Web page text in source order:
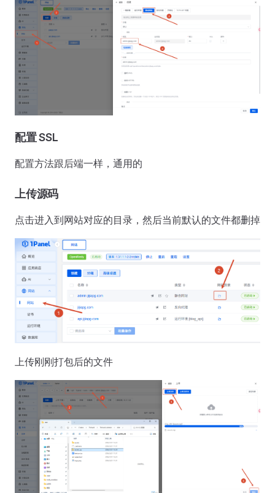
配置 SSL
配置方法跟后端一样，通用的
上传源码
点击进入到网站对应的目录，然后当前默认的文件都删掉
上传刚刚打包后的文件